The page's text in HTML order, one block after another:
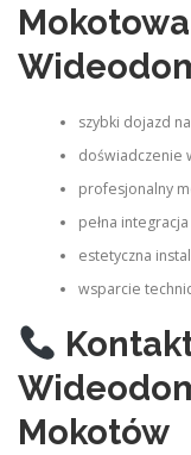
szybki dojazd
doświadczenie
profesjonalny
pełna
estetyczna
wsparcie
Mokotów